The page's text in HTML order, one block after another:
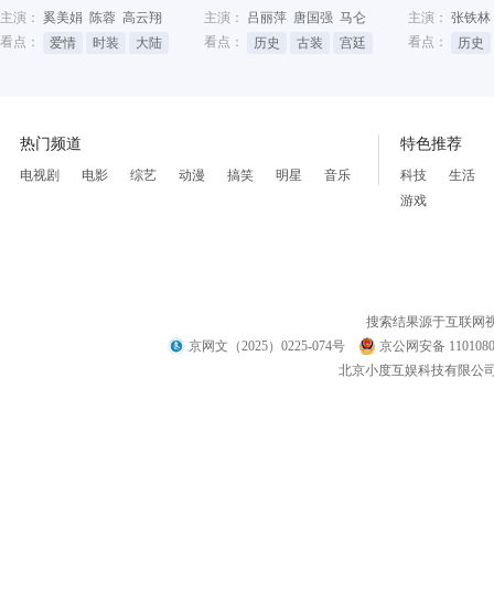
主演： 奚美娟 陈蓉 高云翔
看点：
爱情 时装 大陆
主演： 吕丽萍 唐国强 马仑
看点：
历史 古装 宫廷
主演： 张铁林
看点：
历史
热门频道
电视剧 电影 综艺 动漫 搞笑 明星 音乐
特色推荐
科技
生活
游戏
搜索结果源于互联网
京网文（2025）0225-074号
京公网安备
北京小度互娱科技有限公